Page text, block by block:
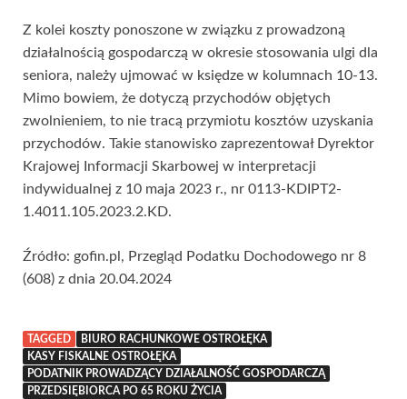
Z kolei koszty ponoszone w związku z prowadzoną
działalnością gospodarczą w okresie stosowania ulgi dla
seniora, należy ujmować w księdze w kolumnach 10-13.
Mimo bowiem, że dotyczą przychodów objętych
zwolnieniem, to nie tracą przymiotu kosztów uzyskania
przychodów. Takie stanowisko zaprezentował Dyrektor
Krajowej Informacji Skarbowej w interpretacji
indywidualnej z 10 maja 2023 r., nr 0113-KDIPT2-
1.4011.105.2023.2.KD.
Źródło: gofin.pl, Przegląd Podatku Dochodowego nr 8
(608) z dnia 20.04.2024
TAGGED
BIURO RACHUNKOWE OSTROŁĘKA
KASY FISKALNE OSTROŁĘKA
PODATNIK PROWADZĄCY DZIAŁALNOŚĆ GOSPODARCZĄ
PRZEDSIĘBIORCA PO 65 ROKU ŻYCIA